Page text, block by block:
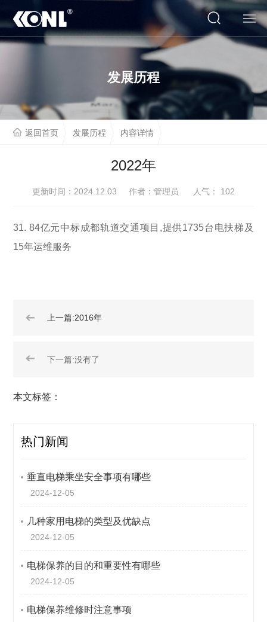
产品系列
联系我们
发展历程
返回首页 发展历程 内容详情
2022年
更新时间：2024.12.03 作者：管理员 人气： 102
31. 84亿元中标成都轨道交通项目,提供1735台电扶梯及
15年运维服务
➔ 上一篇:2016年
➔ 下一篇:没有了
本文标签：
热门新闻
垂直电梯乘坐安全事项有哪些
2024-12-05
几种家用电梯的类型及优缺点
2024-12-05
电梯保养的目的和重要性有哪些
2024-12-05
电梯保养维修时注意事项